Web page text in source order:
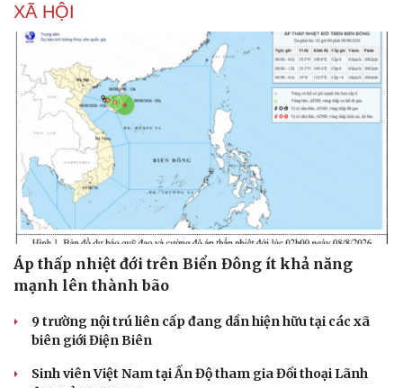
Văn hóa
Sân khấu - Điện ảnh
Văn học
Âm nhạc
Di sản
Giải trí
Nghệ sĩ
Thời trang
Sao Việt
XÃ HỘI
Áp thấp nhiệt đới trên Biển Đông ít khả năng
mạnh lên thành bão
9 trường nội trú liên cấp đang dần hiện hữu tại các xã
biên giới Điện Biên
Sinh viên Việt Nam tại Ấn Độ tham gia Đối thoại Lãnh